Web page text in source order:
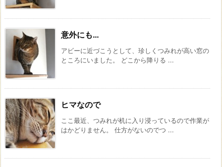
意外にも…
アビーに近づこうとして、珍しくつみれが高い窓の
ところにいました。 どこから降りる ...
ヒマなので
ここ最近、つみれが机に入り浸っているので作業が
はかどりません。 仕方がないのでつ ...